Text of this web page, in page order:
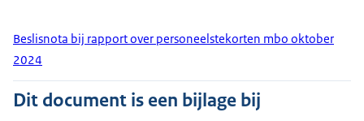
Beslisnota bij rapport over personeelstekorten mbo oktober
2024
Dit document is een bijlage bij